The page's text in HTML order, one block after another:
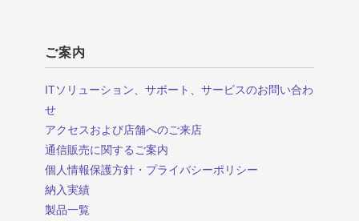
ご案内
ITソリューション、サポート、サービスのお問い合わ
せ
アクセスおよび店舗へのご来店
通信販売に関するご案内
個人情報保護方針・プライバシーポリシー
納入実績
製品一覧